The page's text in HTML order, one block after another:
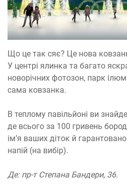
Що це так сяє? Це нова
У центрі ялинка та багато
новорічних фотозон, парк
сама ковзанка.
В теплому павільйоні ви
де всього за 100 гривень
ім’я ваших діток й
напій (на вибір).
Де: пр-т Степана Бандери, 36.